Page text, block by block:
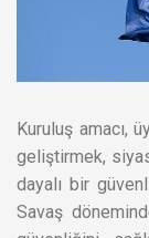
Kuruluş amacı,
geliştirmek,
dayalı bir
Savaş